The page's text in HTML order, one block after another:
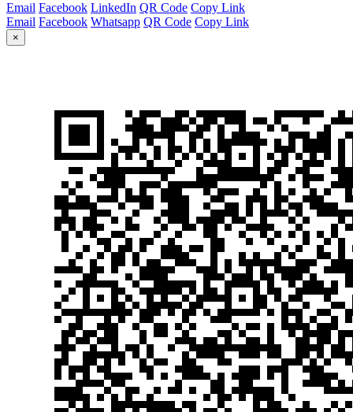
Email Facebook LinkedIn QR Code Copy Link
Email Facebook Whatsapp QR Code Copy Link
×